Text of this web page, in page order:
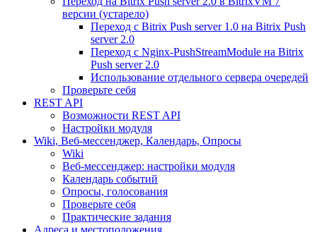
версии (устарело)
Переход с Bitrix Push server 1.0 на Bitrix Push
server 2.0
Переход с Nginx-PushStreamModule на Bitrix
Push server 2.0
Использование отдельного сервера очередей
Проверьте себя
REST API
Возможности REST API
Настройки модуля
Wiki, Веб-мессенджер, Календарь, Опросы
Wiki
Веб-мессенджер: настройки модуля
Календарь событий
Опросы, голосования
Проверьте себя
Практические задания
Адреса и местоположения